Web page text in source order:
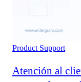
Product Support
Atención al